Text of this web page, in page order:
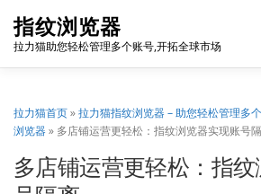
content
指纹浏览器
拉力猫助您轻松管理多个账号,开拓全球市场
联系我们 免费注册 账号登录
拉力猫首页»拉力猫指纹浏览器 – 助您轻松管理多
浏览器» 多店铺运营更轻松：指纹浏览器实现账号
多店铺运营更轻松：指